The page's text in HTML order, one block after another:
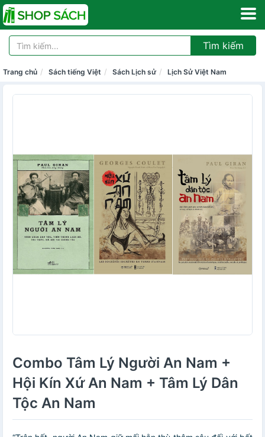
Tìm kiếm
Trang chủ Sách tiếng Việt Sách Lịch sử Lịch Sử Việt Nam
Combo Tâm Lý Người An Nam +
Hội Kín Xứ An Nam + Tâm Lý Dân
Tộc An Nam